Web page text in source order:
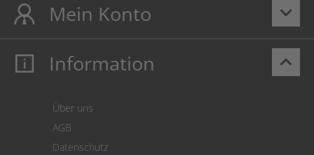
keyboard_arrow_down
Mein Konto
Mein Konto
keyboard_arrow_up
Information
Über uns
AGB
Datenschutz